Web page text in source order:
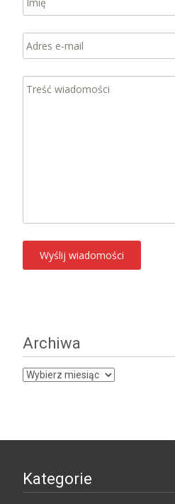
Archiwa
Archiwa
Kategorie